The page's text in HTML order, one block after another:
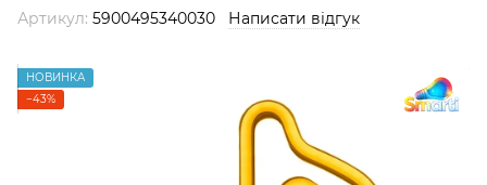
Артикул: 5900495340030 Написати відгук
НОВИНКА
−43%